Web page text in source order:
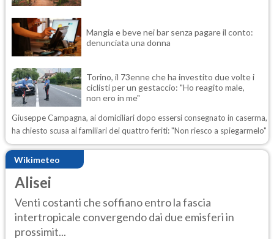
Mangia e beve nei bar senza pagare il conto:
denunciata una donna
Torino, il 73enne che ha investito due volte i
ciclisti per un gestaccio: "Ho reagito male,
non ero in me"
Giuseppe Campagna, ai domiciliari dopo essersi consegnato in caserma,
ha chiesto scusa ai familiari dei quattro feriti: "Non riesco a spiegarmelo"
Wikimeteo
Alisei
Venti costanti che soffiano entro la fascia
intertropicale convergendo dai due emisferi in
prossimit...